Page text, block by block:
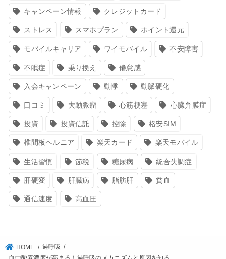
キャンペーン情報 クレジットカード
ストレス スマホプラン ポイント還元
モバイルキャリア ワイモバイル 不安障害
不眠症 乗り換え 倦怠感
入会キャンペーン 動悸 動脈硬化
口コミ 大動脈瘤 心筋梗塞 心臓弁膜症
投資 投資信託 控除 格安SIM
椎間板ヘルニア 楽天カード 楽天モバイル
生活習慣 節税 糖尿病 統合失調症
肝硬変 肝臓病 脂肪肝 貧血
通信速度 高血圧
HOME
過呼吸